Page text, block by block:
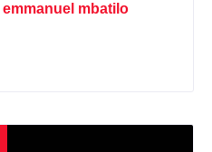
emmanuel mbatilo